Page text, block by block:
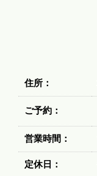
住所：
ご予約：
営業時間：
定休日：